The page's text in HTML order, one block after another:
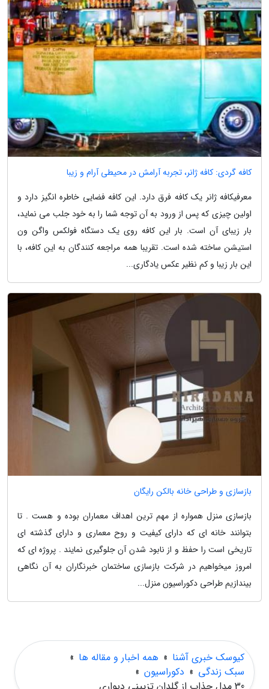
کافه گردی: کافه ژانر، تجربه آرامش در محیطی آرام و زیبا
معرفیکافه ژانر یک کافه فرق دارد. این کافه فضایی خاطره انگیز دارد و
اولین چیزی که پس از ورود به آن توجه شما را به خود جلب می نماید،
بار زیبای آن است. بار این کافه روی یک دستگاه فولکس واگن ون
استیشن ساخته شده است. تقریبا همه مراجعه کنندگان به این کافه، با
این بار زیبا و کم نظیر عکس یادگاری...
بازسازی و طراحی خانه بالکن رایگان
بازسازی منزل همواره از مهم ترین اهداف معماران بوده و هست . تا
بتوانند خانه ای که دارای کیفیت و روح معماری و دارای گذشته ای
تاریخی است را حفظ و از نابود شدن آن جلوگیری نمایند . پروژه ای که
امروز میخواهیم در شرکت بازسازی ساختمان خبرنگاران به آن نگاهی
بیندازیم طراحی دکوراسیون منزل...
کیوسک خبری آشنا » همه اخبار و مقاله ها »
سبک زندگی » دکوراسیون »